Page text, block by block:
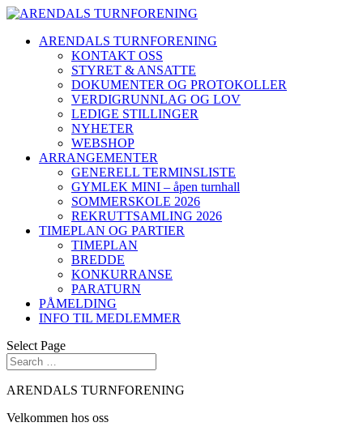
ARENDALS TURNFORENING
KONTAKT OSS
STYRET & ANSATTE
DOKUMENTER OG PROTOKOLLER
VERDIGRUNNLAG OG LOV
LEDIGE STILLINGER
NYHETER
WEBSHOP
ARRANGEMENTER
GENERELL TERMINSLISTE
GYMLEK MINI – åpen turnhall
SOMMERSKOLE 2026
REKRUTTSAMLING 2026
TIMEPLAN OG PARTIER
TIMEPLAN
BREDDE
KONKURRANSE
PARATURN
PÅMELDING
INFO TIL MEDLEMMER
Select Page
ARENDALS TURNFORENING
Velkommen hos oss